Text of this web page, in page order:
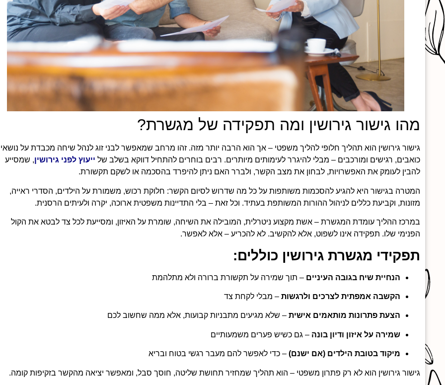
מהו גישור גירושין ומה תפקידה של מגשרת?
גישור גירושין הוא תהליך חלופי להליך משפטי – אך הוא הרבה יותר מזה. זהו מרחב שמאפשר לבני זוג לנהל שיחה מכבדת על
כואבים, רגישים ומורכבים – מבלי להיגרר לעימותים מיותרים. רבים בוחרים להתחיל דווקא בשלב של ייעוץ לפני גירושין, שמסייע
להבין לעומק את האפשרויות, לבחון את מצב הקשר, ולברר האם ניתן להיפרד בהסכמה או לשקם תקשורת.
המטרה בגישור היא להגיע להסכמות משותפות על כל מה שדרוש לסיום הקשר: חלוקת רכוש, משמורת על הילדים, הסדרי ראייה,
מזונות, וקביעת כללים לניהול ההורות המשותפת בעתיד. וכל זאת – בלי התדיינות משפטית ארוכה, יקרה ולעיתים הרסנית.
במרכז ההליך עומדת המגשרת – אשת מקצוע ניטרלית, המובילה את השיחה, שומרת על האיזון, ומסייעת לכל צד לבטא את הקול
הפנימי שלו. תפקידה אינו לשפוט, אלא להקשיב. לא להכריע – אלא לאפשר.
תפקידי מגשרת גירושין כוללים:
הנחיית שיח בגובה העיניים – תוך שמירה על תקשורת ברורה ולא מתלהמת
הקשבה אמפתית לצרכים ולרגשות – מבלי לקחת צד
הצעת פתרונות מותאמים אישית – שלא מגיעים מתבניות קבועות, אלא ממה שחשוב לכם
שמירה על איזון ודיון בונה – גם כשיש פערים משמעותיים
מיקוד בטובת הילדים (אם ישנם) – כדי לאפשר להם מעבר רגשי בטוח ובריא
גישור גירושין הוא לא רק פתרון משפטי – הוא תהליך שמחזיר תחושת שליטה, חוסך סבל, ומאפשר יציאה מהקשר בזקיפות קומה.